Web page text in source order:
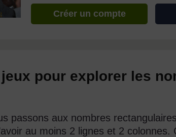
Créer un compte
pour explorer les
passons aux nombres
au moins 2 lignes et 2 colonnes.